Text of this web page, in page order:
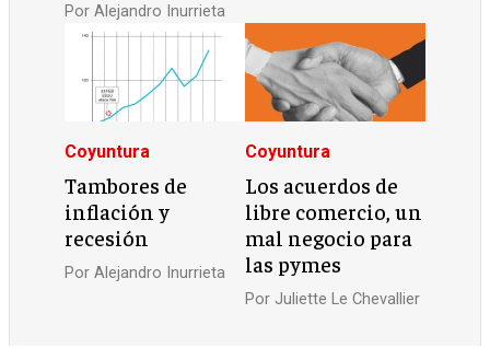
PorAlejandro Inurrieta
Coyuntura
Tambores de
inflación y
recesión
PorAlejandro Inurrieta
Coyuntura
Los acuerdos de
libre comercio, un
mal negocio para
las pymes
Por Juliette Le Chevallier